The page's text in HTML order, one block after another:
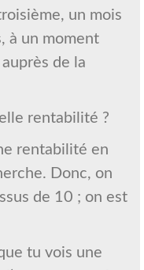
un mois
à un moment
de la
rentabilité ?
rentabilité en
Donc, on
de 10 ; on est
tu vois une